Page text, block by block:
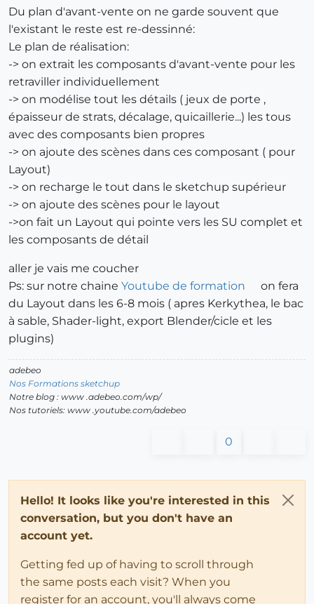
Du plan d'avant-vente on ne garde souvent que
l'existant le reste est re-dessinné:
Le plan de réalisation:
-> on extrait les composants d'avant-vente pour les
retraviller individuellement
-> on modélise tout les détails ( jeux de porte ,
épaisseur de strats, décalage, quicaillerie...) les tous
avec des composants bien propres
-> on ajoute des scènes dans ces composant ( pour
Layout)
-> on recharge le tout dans le sketchup supérieur
-> on ajoute des scènes pour le layout
->on fait un Layout qui pointe vers les SU complet et
les composants de détail
aller je vais me coucher
Ps: sur notre chaine Youtube de formation
on fera
du Layout dans les 6-8 mois ( apres Kerkythea, le bac
à sable, Shader-light, export Blender/cicle et les
plugins)
adebeo
Nos Formations sketchup
Notre blog : www .adebeo.com/wp/
Nos tutoriels: www .youtube.com/adebeo
0
Hello! It looks like you're interested in this
conversation, but you don't have an
account yet.
Getting fed up of having to scroll through
the same posts each visit? When you
register for an account, you'll always come